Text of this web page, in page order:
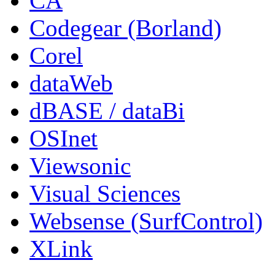
Codegear (Borland)
Corel
dataWeb
dBASE / dataBi
OSInet
Viewsonic
Visual Sciences
Websense (SurfControl)
XLink